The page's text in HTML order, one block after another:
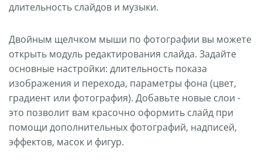
длительность слайдов и музыки.
Двойным щелчком мыши по фотографии вы можете
открыть модуль редактирования слайда. Задайте
основные настройки: длительность показа
изображения и перехода, параметры фона (цвет,
градиент или фотография). Добавьте новые слои -
это позволит вам красочно оформить слайд при
помощи дополнительных фотографий, надписей,
эффектов, масок и фигур.